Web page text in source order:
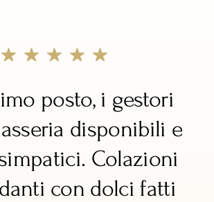
e meravigliosa
immersa nel verde
nella più totale
tranquillità